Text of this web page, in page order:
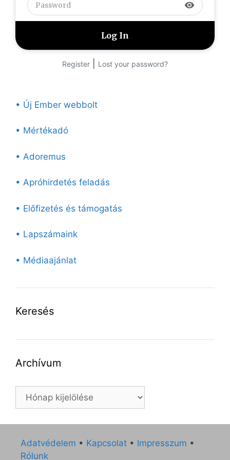
visibility
Register Lost your password?
• Új Ember webbolt
• Mértékadó
• Adoremus
• Apróhirdetés feladás
• Előfizetés és támogatás
• Lapszámaink
• Médiaajánlat
Keresés
Archívum
Archívum
Adatvédelem • Kapcsolat • Impresszum •
Rólunk